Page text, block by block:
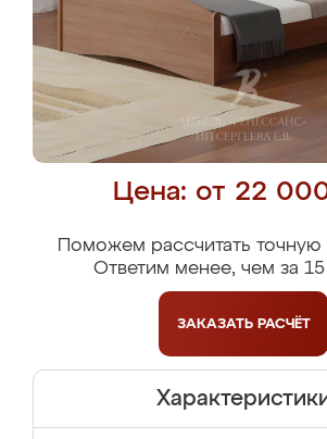
Цена: от 22
Поможем рассчитать точную
Ответим менее, чем за 15
ЗАКАЗАТЬ РАСЧЁТ